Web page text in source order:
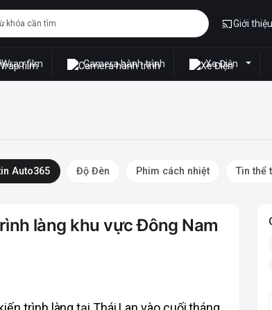
Giới thiệu
film Camera hành trình Xe Điện
Auto365 Độ Đèn Phim cách nhiệt Tin thể
làng khu vực Đông Nam